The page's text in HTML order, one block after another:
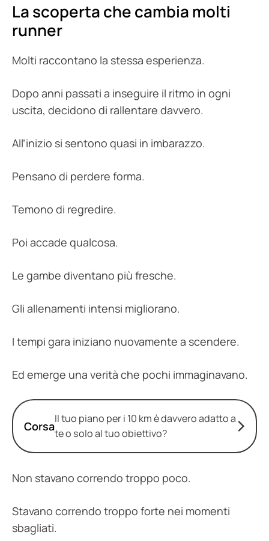
La scoperta che cambia molti
runner
Molti raccontano la stessa esperienza.
Dopo anni passati a inseguire il ritmo in ogni
uscita, decidono di rallentare davvero.
All’inizio si sentono quasi in imbarazzo.
Pensano di perdere forma.
Temono di regredire.
Poi accade qualcosa.
Le gambe diventano più fresche.
Gli allenamenti intensi migliorano.
I tempi gara iniziano nuovamente a scendere.
Ed emerge una verità che pochi immaginavano.
Corsa
Il tuo piano per i 10 km è davvero adatto a
te o solo al tuo obiettivo?
Non stavano correndo troppo poco.
Stavano correndo troppo forte nei momenti
sbagliati.